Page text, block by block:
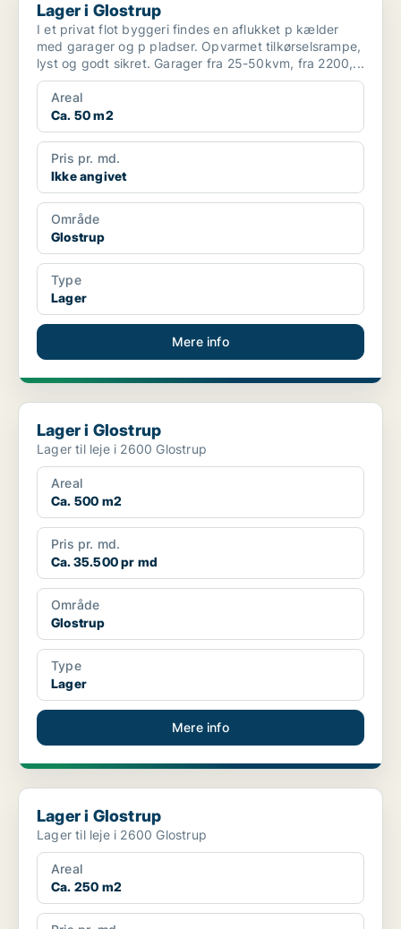
Lager i Glostrup
I et privat flot byggeri findes en aflukket p kælder
med garager og p pladser. Opvarmet tilkørselsrampe,
lyst og godt sikret. Garager fra 25-50kvm, fra 2200,...
Areal
Ca. 50 m2
Pris pr. md.
Ikke angivet
Område
Glostrup
Type
Lager
Mere info
Lager i Glostrup
Lager i Glostrup
Lager til leje i 2600 Glostrup
Areal
Ca. 500 m2
Pris pr. md.
Ca. 35.500 pr md
Område
Glostrup
Type
Lager
Mere info
Lager i Glostrup
Lager i Glostrup
Lager til leje i 2600 Glostrup
Areal
Ca. 250 m2